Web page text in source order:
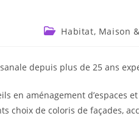
Habitat, Maison
depuis plus de 25 ans
en aménagement
choix de coloris de façades,